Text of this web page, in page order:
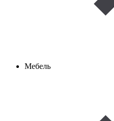
Мебель